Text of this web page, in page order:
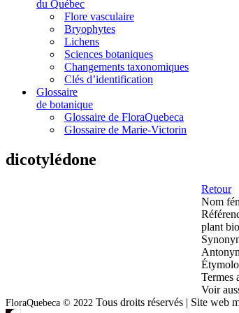
du Québec
Flore vasculaire
Bryophytes
Lichens
Sciences botaniques
Changements taxonomiques
Clés d’identification
Glossaire
de botanique
Glossaire de FloraQuebeca
Glossaire de Marie-Victorin
dicotylédone
Retour
Nom
plant
Termes
Voir
FloraQuebeca © 2022 Tous droits réservés | Site web